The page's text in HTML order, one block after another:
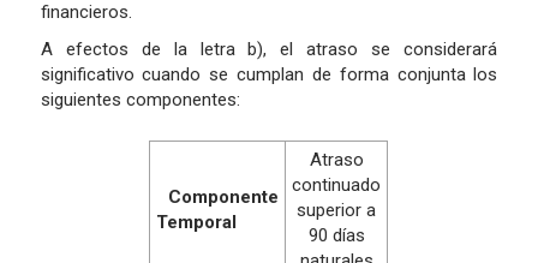
financieros.
A efectos de la letra b), el atraso se considerará
significativo cuando se cumplan de forma conjunta los
siguientes componentes:
Componente
Temporal
Atraso
continuado
superior a
90 días